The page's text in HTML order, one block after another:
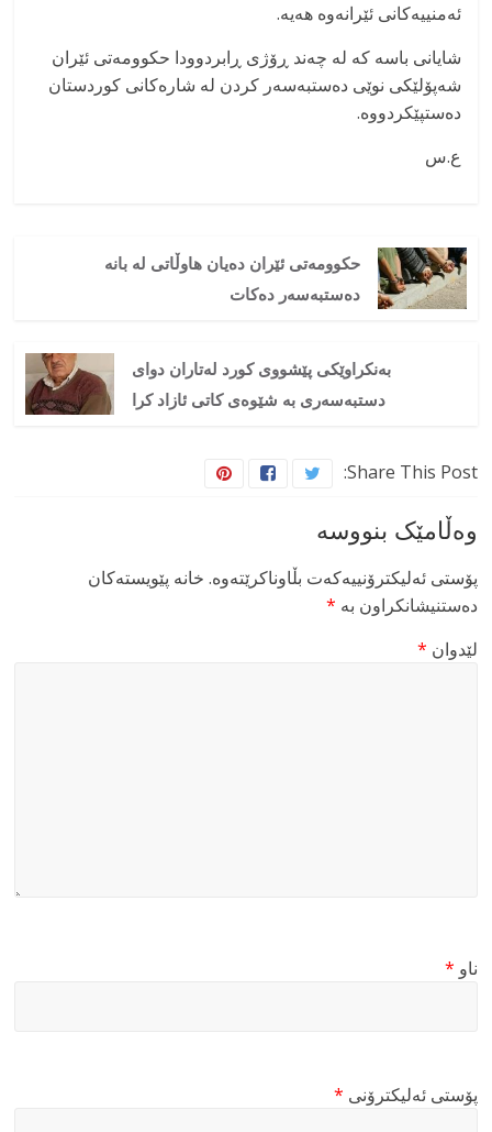
ئەمنییەکانی ئێرانەوە هەیە.
شایانی باسە کە لە چەند ڕۆژی ڕابردوودا حکوومەتی ئێران
شەپۆلێکی نوێی دەستبەسەر کردن لە شارەکانی کوردستان
دەستپێکردووە.
ع.س
حکوومەتی ئێران دەیان هاوڵاتی لە بانە
دەستبەسەر دەکات
بەنکراوێکی پێشووی کورد لەتاران دوای
دستبەسەری بە شێوەی کاتی ئازاد کرا
Share This Post:
وەڵامێک بنووسە
پۆستی ئەلیکترۆنییەکەت بڵاوناکرێتەوە. خانە پێویستەکان
دەستنیشانکراون بە *
لێدوان *
ناو *
پۆستی ئەلیکترۆنی *